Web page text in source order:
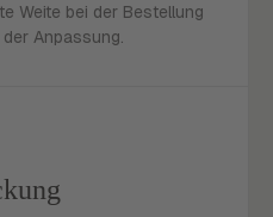
Weite bei der Bestellung
Anpassung.